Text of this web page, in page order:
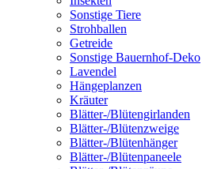
Sonstige Tiere
Strohballen
Getreide
Sonstige Bauernhof-Deko
Lavendel
Hängeplanzen
Kräuter
Blätter-/Blütengirlanden
Blätter-/Blütenzweige
Blätter-/Blütenhänger
Blätter-/Blütenpaneele